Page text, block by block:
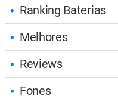
Ranking Baterias
Melhores
Reviews
Fones